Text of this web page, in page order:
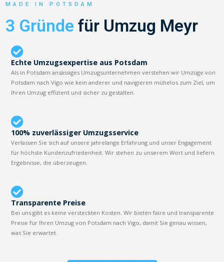
MADE IN POTSDAM
3 Gründe für Umzug Meyr
Echte Umzugsexpertise aus Potsdam
Als in Potsdam ansässiges Umzugsunternehmen verstehen wir Umzüge von
Potsdam nach Vigo wie kein anderer und navigieren mühelos zum Ziel, um
Ihren Umzug effizient und sicher zu gestalten.
100% zuverlässiger Umzugsservice
Verlassen Sie sich auf unsere jahrelange Erfahrung und unser Engagement
für höchste Kundenzufriedenheit. Wir stehen zu unserem Wort und liefern
Ergebnisse, die überzeugen.
Transparente Preise
Bei uns gibt es keine versteckten Kosten. Wir bieten faire und transparente
Preise für Ihren Umzug von Potsdam nach Vigo, damit Sie genau wissen,
was Sie erwartet.